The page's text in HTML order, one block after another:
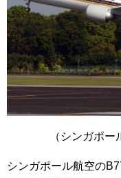
（シンガポー
シンガポール航空の